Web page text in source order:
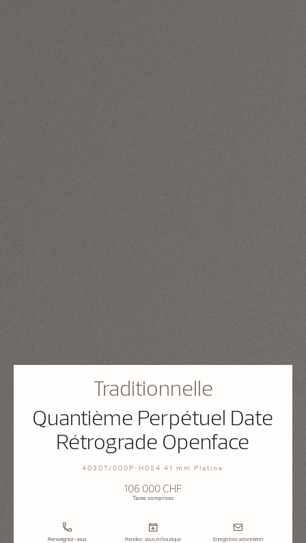
Traditionnelle
Quantième Perpétuel Date
Rétrograde Openface
4030T/000P-H054 41 mm Platine
106 000 CHF
Taxes comprises
Renseignez-vous Rendez-vous en boutique Enregistrez votre intérêt